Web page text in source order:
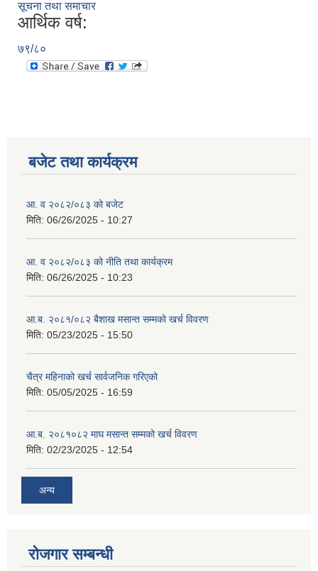
सूचना तथा समाचार
आर्थिक वर्ष:
७९/८०
बजेट तथा कार्यक्रम
आ. व २०८२/०८३ को बजेट
मिति: 06/26/2025 - 10:27
आ. व २०८२/०८३ को नीति तथा कार्यक्रम
मिति: 06/26/2025 - 10:23
आ.ब. २०८१/०८२ बैशाख मसान्त सम्मको खर्च विवरण
मिति: 05/23/2025 - 15:50
चैत्र महिनाको खर्च सार्वजनिक गरिएको
मिति: 05/05/2025 - 16:59
आ.ब. २०८१०८२ माघ मसान्त सम्मको खर्च विवरण
मिति: 02/23/2025 - 12:54
अन्य
रोजगार सम्बन्धी